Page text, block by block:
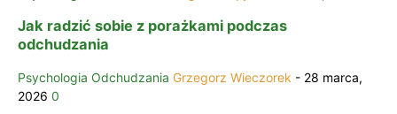
Jak radzić sobie z porażkami podczas
odchudzania
Psychologia Odchudzania Grzegorz Wieczorek - 28 marca,
2026 0